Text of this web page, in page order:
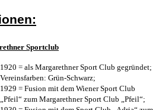
Sportclub
1920 = als Margarethner Sport Club gegründet;
Vereinsfarben: Grün-Schwarz;
1929 = Fusion mit dem Wiener Sport Club
„Pfeil“ zum Margarethner Sport Club „Pfeil“;